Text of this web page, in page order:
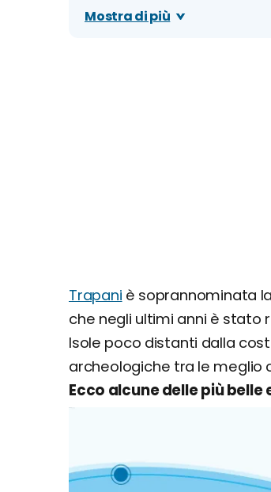
Palermo e Monreale
Mostra di più
Trapani è soprannominata
che negli ultimi anni è stato
Isole poco distanti dalla
archeologiche tra le meglio
Ecco alcune delle più